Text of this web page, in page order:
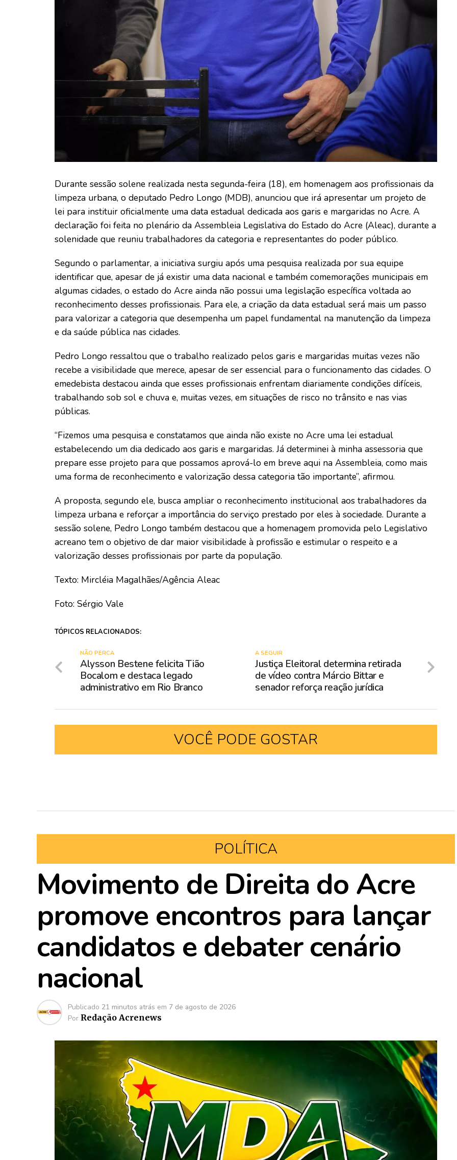
Durante sessão solene realizada nesta segunda-feira (18), em homenagem aos profissionais da
limpeza urbana, o deputado Pedro Longo (MDB), anunciou que irá apresentar um projeto de
lei para instituir oficialmente uma data estadual dedicada aos garis e margaridas no Acre. A
declaração foi feita no plenário da Assembleia Legislativa do Estado do Acre (Aleac), durante a
solenidade que reuniu trabalhadores da categoria e representantes do poder público.
Segundo o parlamentar, a iniciativa surgiu após uma pesquisa realizada por sua equipe
identificar que, apesar de já existir uma data nacional e também comemorações municipais em
algumas cidades, o estado do Acre ainda não possui uma legislação específica voltada ao
reconhecimento desses profissionais. Para ele, a criação da data estadual será mais um passo
para valorizar a categoria que desempenha um papel fundamental na manutenção da limpeza
e da saúde pública nas cidades.
Pedro Longo ressaltou que o trabalho realizado pelos garis e margaridas muitas vezes não
recebe a visibilidade que merece, apesar de ser essencial para o funcionamento das cidades. O
emedebista destacou ainda que esses profissionais enfrentam diariamente condições difíceis,
trabalhando sob sol e chuva e, muitas vezes, em situações de risco no trânsito e nas vias
públicas.
“Fizemos uma pesquisa e constatamos que ainda não existe no Acre uma lei estadual
estabelecendo um dia dedicado aos garis e margaridas. Já determinei à minha assessoria que
prepare esse projeto para que possamos aprová-lo em breve aqui na Assembleia, como mais
uma forma de reconhecimento e valorização dessa categoria tão importante”, afirmou.
A proposta, segundo ele, busca ampliar o reconhecimento institucional aos trabalhadores da
limpeza urbana e reforçar a importância do serviço prestado por eles à sociedade. Durante a
sessão solene, Pedro Longo também destacou que a homenagem promovida pelo Legislativo
acreano tem o objetivo de dar maior visibilidade à profissão e estimular o respeito e a
valorização desses profissionais por parte da população.
Texto: Mircléia Magalhães/Agência Aleac
Foto: Sérgio Vale
TÓPICOS RELACIONADOS:
A SEGUIR
Justiça Eleitoral determina retirada
de vídeo contra Márcio Bittar e
senador reforça reação jurídica
NÃO PERCA
Alysson Bestene felicita Tião
Bocalom e destaca legado
administrativo em Rio Branco
VOCÊ PODE GOSTAR
POLÍTICA
Movimento de Direita do Acre
promove encontros para lançar
candidatos e debater cenário
nacional
Publicado 21 minutos atrás em 7 de agosto de 2026
Por Redação Acrenews